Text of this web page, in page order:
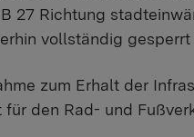
27 Richtung
vollständig gesperrt
zum Erhalt der
den Rad- und